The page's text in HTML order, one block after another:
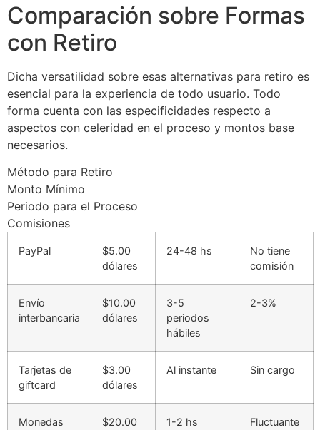
Comparación sobre Formas
con Retiro
Dicha versatilidad sobre esas alternativas para retiro es
esencial para la experiencia de todo usuario. Todo
forma cuenta con las especificidades respecto a
aspectos con celeridad en el proceso y montos base
necesarios.
Método para Retiro
Monto Mínimo
Periodo para el Proceso
Comisiones
PayPal
$5.00
dólares
24-48 hs
No tiene
comisión
Envío
interbancaria
$10.00
dólares
3-5
periodos
hábiles
2-3%
Tarjetas de
giftcard
$3.00
dólares
Al instante Sin cargo
Monedas
$20.00
1-2 hs Fluctuante